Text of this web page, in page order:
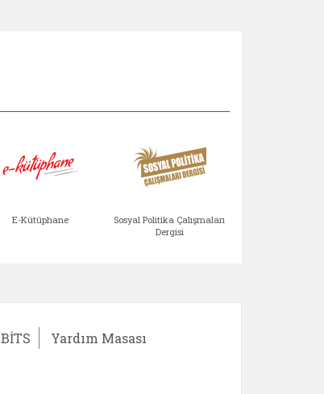
E-Kütüphane
Sosyal Politika Çalışmaları
Dergisi
BİTS Yardım Masası